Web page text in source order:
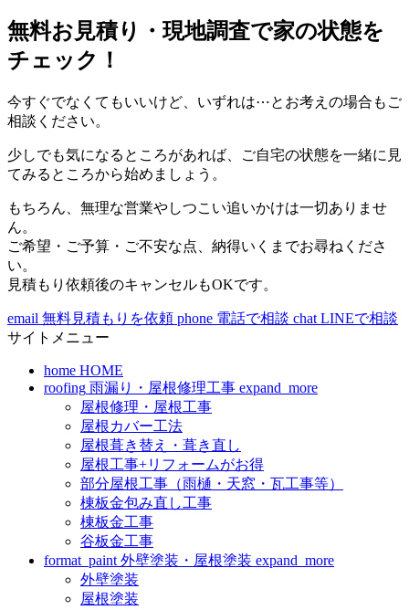
無料お見積り・現地調査で家の状態を
チェック！
今すぐでなくてもいいけど、いずれは⋯とお考えの場合もご
相談ください。
少しでも気になるところがあれば、ご自宅の状態を一緒に見
てみるところから始めましょう。
もちろん、無理な営業やしつこい追いかけは一切ありませ
ん。
ご希望・ご予算・ご不安な点、納得いくまでお尋ねくださ
い。
見積もり依頼後のキャンセルもOKです。
email 無料見積もりを依頼 phone 電話で相談 chat LINEで相談
サイトメニュー
home HOME
roofing 雨漏り・屋根修理工事 expand_more
屋根修理・屋根工事
屋根カバー工法
屋根葺き替え・葺き直し
屋根工事+リフォームがお得
部分屋根工事（雨樋・天窓・瓦工事等）
棟板金包み直し工事
棟板金工事
谷板金工事
format_paint 外壁塗装・屋根塗装 expand_more
外壁塗装
屋根塗装